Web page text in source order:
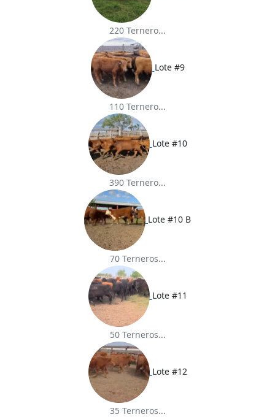
220 Ternero...
Lote #9
110 Ternero...
Lote #10
390 Ternero...
Lote #10 B
70 Terneros...
Lote #11
50 Terneros...
Lote #12
35 Terneros...